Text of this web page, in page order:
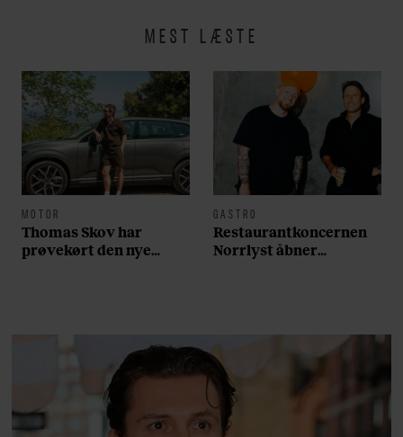
MEST LÆSTE
MOTOR
Thomas Skov har
prøvekørt den nye
GASTRO
Restaurantkoncernen
Norrlyst åbner